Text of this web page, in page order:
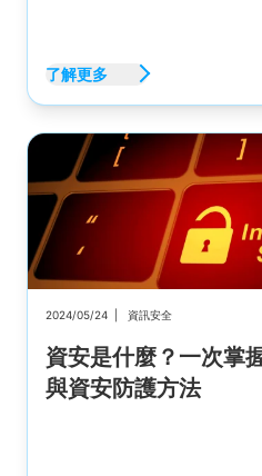
了解更多
2024/05/24 資訊安全
資安是什麼？一次掌
與資安防護方法